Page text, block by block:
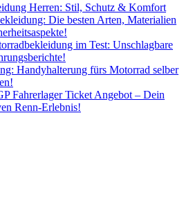
Herren: Stil, Schutz & Komfort
Die besten Arten, Materialien
im Test: Unschlagbare
Handyhalterung fürs Motorrad selber
Fahrerlager Ticket Angebot – Dein
Renn-Erlebnis!